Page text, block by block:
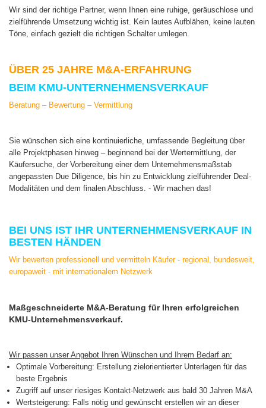
Wir sind der richtige Partner, wenn Ihnen eine ruhige, geräuschlose und
zielführende Umsetzung wichtig ist. Kein lautes Aufblähen, keine lauten
Töne, einfach gezielt die richtigen Schalter umlegen.
ÜBER 25 JAHRE M&A-ERFAHRUNG
BEIM KMU-UNTERNEHMENSVERKAUF
Beratung – Bewertung – Vermittlung
Sie wünschen sich eine kontinuierliche, umfassende Begleitung über
alle Projektphasen hinweg – beginnend bei der Wertermittlung, der
Käufersuche, der Vorbereitung einer dem Unternehmensmaßstab
angepassten Due Diligence, bis hin zu Entwicklung zielführender Deal-
Modalitäten und dem finalen Abschluss. - Wir machen das!
BEI UNS IST IHR UNTERNEHMENSVERKAUF IN
BESTEN HÄNDEN
Wir bewerten professionell und vermitteln Käufer - regional, bundesweit,
europaweit - mit internationalem Netzwerk
Maßgeschneiderte M&A-Beratung für Ihren erfolgreichen
KMU-Unternehmensverkauf.
Wir passen unser Angebot Ihren Wünschen und Ihrem Bedarf an:
Optimale Vorbereitung: Erstellung zielorientierter Unterlagen für das
beste Ergebnis
Zugriff auf unser riesiges Kontakt-Netzwerk aus bald 30 Jahren M&A
Wertsteigerung: Falls nötig und gewünscht erstellen wir an dieser